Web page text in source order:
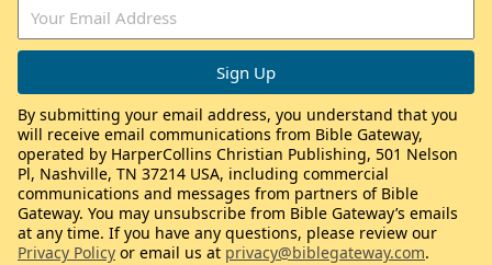
By submitting your email address, you understand that you
will receive email communications from Bible Gateway,
operated by HarperCollins Christian Publishing, 501 Nelson
Pl, Nashville, TN 37214 USA, including commercial
communications and messages from partners of Bible
Gateway. You may unsubscribe from Bible Gateway’s emails
at any time. If you have any questions, please review our
Privacy Policy or email us at privacy@biblegateway.com.